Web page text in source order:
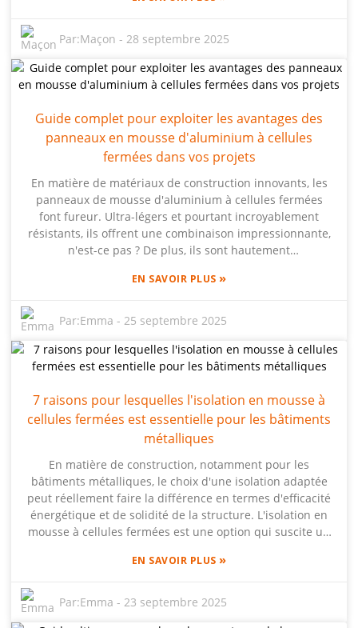
une forte croissance. D'ailleurs, les experts prévoient que
le marché mondial de la mousse d'aluminium pourrait
atteindre environ 200 millions de dollars d'ici 2025. Chez
Beihai Composite Materials, nous sommes passionnés
les droits de propriété intellectuelle sur la fabrication,
l'utilisation et l'amélioration de la mousse d'aluminium. Si
vous cherchez à dynamiser vos projets, la mousse
d'aluminium à cellules ouvertes peut être une solution
efficace : performances accrues et poids réduit. C'est une
avancée décisive vers des solutions de construction plus
durables et plus efficaces. Dans cet article, je partagerai
quelques conseils pour intégrer ce matériau de pointe à
vos conceptions et projets – vous verrez, c'est vraiment
Par:Maçon -28 septembre 2025
Guide complet pour exploiter les avantages des
panneaux en mousse d'aluminium à cellules
fermées dans vos projets
En matière de matériaux de construction innovants, les
panneaux de mousse d'aluminium à cellules fermées
font fureur. Ultra-légers et pourtant incroyablement
résistants, ils offrent une combinaison impressionnante,
n'est-ce pas ? De plus, ils sont hautement
en matière d'insonorisation et de maintien de la chaleur
Ltd., nous sommes fiers d'être à la pointe de cette
technologie et de détenir les droits exclusifs sur la
production, la fabrication et l'application de la mousse
d'aluminium. Ce guide vous présente tous les avantages
cellules fermées pour vos projets. De plus, ils sont très
polyvalents et utilisés dans de nombreux domaines, de
l'automobile au bâtiment. Que vous soyez architecte,
ingénieur ou entrepreneur, connaître ces panneaux peut
considérablement améliorer les performances et la
durabilité de votre projet. Croyez-moi, il est important de
se familiariser avec leurs possibilités !
EN SAVOIR PLUS »
Par:Emma -25 septembre 2025
7 raisons pour lesquelles l'isolation en mousse à
cellules fermées est essentielle pour les bâtiments
métalliques
En matière de construction, notamment pour les
bâtiments métalliques, le choix d'une isolation adaptée
peut réellement faire la différence en termes d'efficacité
énergétique et de solidité de la structure. L'isolation en
mousse à cellules fermées est une option qui suscite un
résistance thermique et sa capacité à contrôler
Composite Materials Co., Ltd., nous comprenons qu'une
isolation de qualité, comme notre panneau de mousse
EN SAVOIR PLUS »
Par:Emma -23 septembre 2025